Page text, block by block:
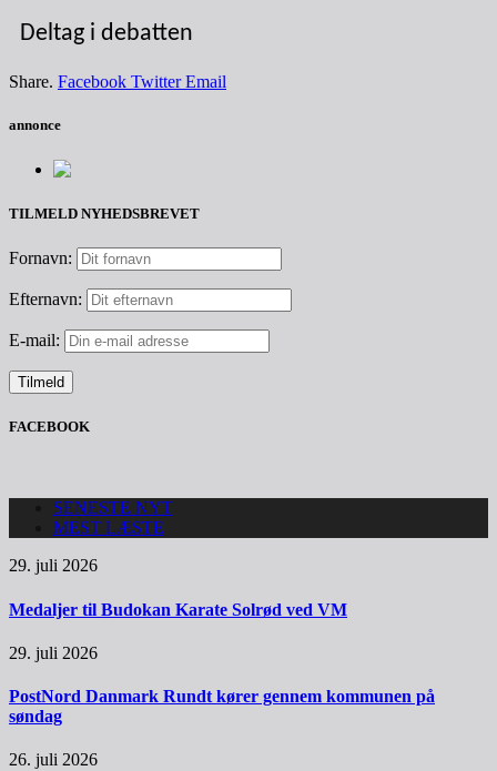
Deltag i debatten
Share. Facebook Twitter Email
annonce
TILMELD NYHEDSBREVET
Fornavn:
Efternavn:
E-mail:
FACEBOOK
SENESTE NYT
MEST LÆSTE
29. juli 2026
Medaljer til Budokan Karate Solrød ved VM
29. juli 2026
PostNord Danmark Rundt kører gennem kommunen på
søndag
26. juli 2026